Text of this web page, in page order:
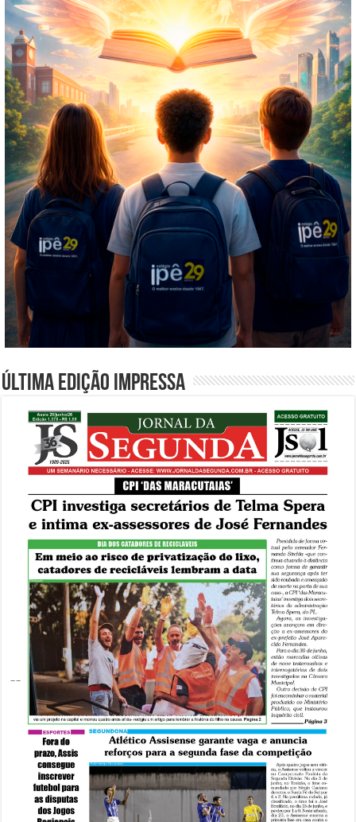
Última edição impressa